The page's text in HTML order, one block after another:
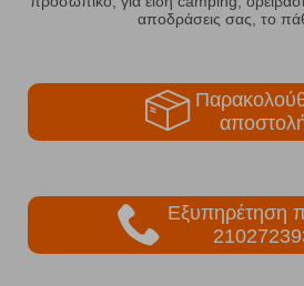
αποδράσεις σας, το
Εξυπηρέτηση